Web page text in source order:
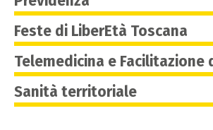
Feste di LiberEtà Toscana
Telemedicina e Facilitazione
Sanità territoriale